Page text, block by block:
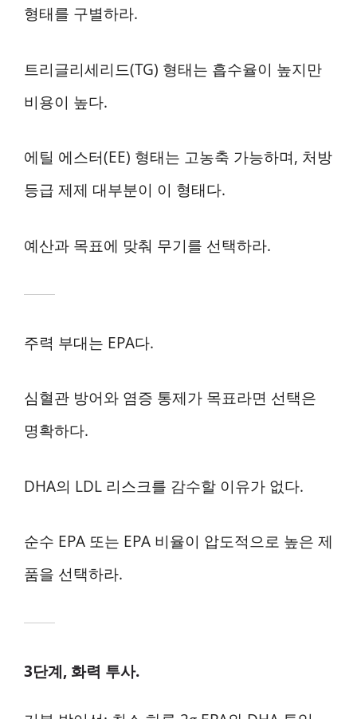
형태를 구별하라.
트리글리세리드(TG) 형태는 흡수율이 높지만
비용이 높다.
에틸 에스터(EE) 형태는 고농축 가능하며, 처방
등급 제제 대부분이 이 형태다.
예산과 목표에 맞춰 무기를 선택하라.
주력 부대는 EPA다.
심혈관 방어와 염증 통제가 목표라면 선택은
명확하다.
DHA의 LDL 리스크를 감수할 이유가 없다.
순수 EPA 또는 EPA 비율이 압도적으로 높은 제
품을 선택하라.
3단계, 화력 투사.